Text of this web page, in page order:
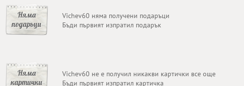
Няма
подаръци
Vichev60 няма получени подаръци
Бъди първият изпратил подарък
Няма
картички
Vichev60 не е получил никакви картички все още
Бъди първият изпратил картичка